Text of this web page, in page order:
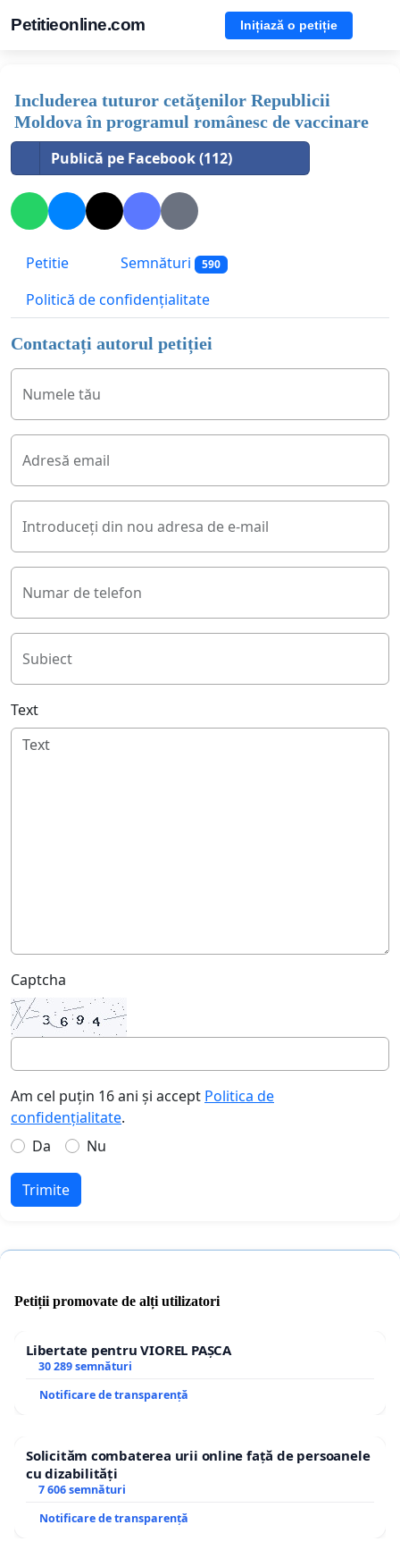
Petitieonline.com Inițiază o petiție
Includerea tuturor cetăţenilor Republicii
Moldova în programul românesc de vaccinare
Publică pe Facebook (112)
Petitie Semnături 590
Politică de confidențialitate
Contactați autorul petiției
Numele tău
Adresă email
Introduceți din nou adresa de e-mail
Numar de telefon
Subiect
Text
Captcha
Am cel puțin 16 ani și accept Politica de
confidențialitate.
Da
Nu
Trimite
Petiții promovate de alți utilizatori
Libertate pentru VIOREL PAȘCA
30 289 semnături
Notificare de transparență
Solicităm combaterea urii online față de persoanele
cu dizabilități
7 606 semnături
Notificare de transparență